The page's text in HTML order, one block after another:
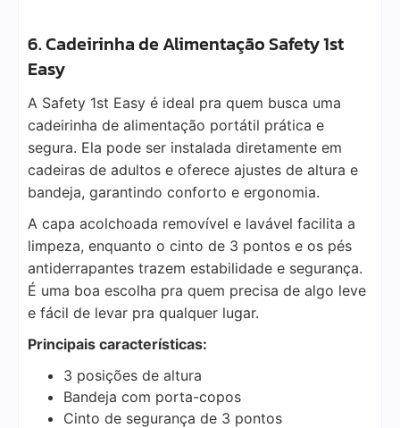
6. Cadeirinha de Alimentação Safety 1st
Easy
A Safety 1st Easy é ideal pra quem busca uma
cadeirinha de alimentação portátil prática e
segura. Ela pode ser instalada diretamente em
cadeiras de adultos e oferece ajustes de altura e
bandeja, garantindo conforto e ergonomia.
A capa acolchoada removível e lavável facilita a
limpeza, enquanto o cinto de 3 pontos e os pés
antiderrapantes trazem estabilidade e segurança.
É uma boa escolha pra quem precisa de algo leve
e fácil de levar pra qualquer lugar.
Principais características:
3 posições de altura
Bandeja com porta-copos
Cinto de segurança de 3 pontos